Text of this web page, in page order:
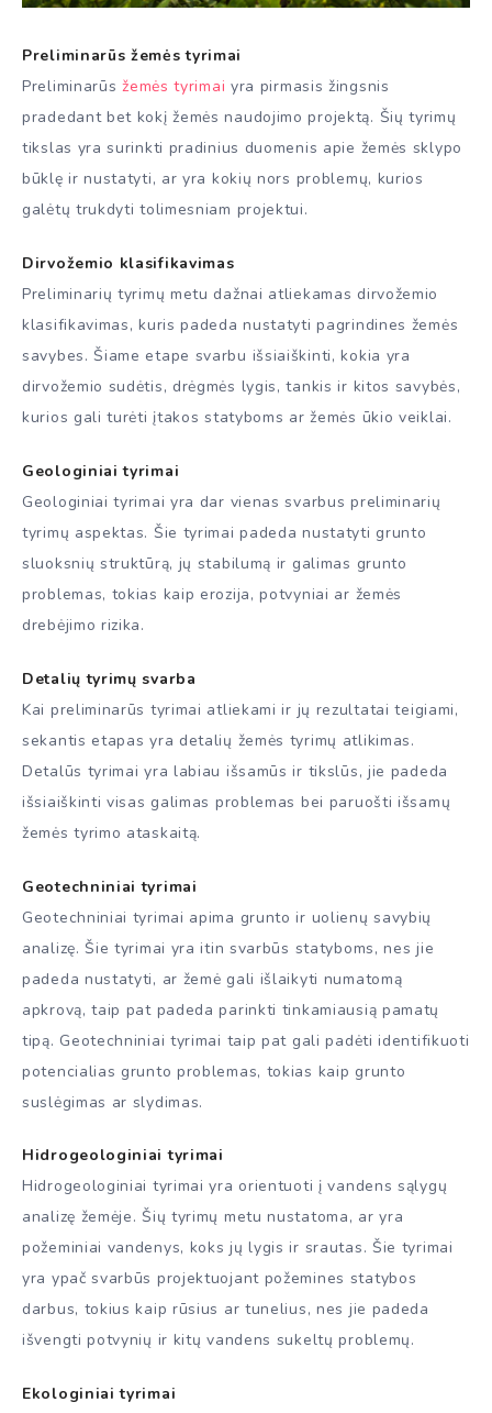
Preliminarūs žemės tyrimai
Preliminarūsžemės tyrimai yra pirmasis žingsnis
pradedant bet kokį žemės naudojimo projektą. Šių tyrimų
tikslas yra surinkti pradinius duomenis apie žemės sklypo
būklę ir nustatyti, ar yra kokių nors problemų, kurios
galėtų trukdyti tolimesniam projektui.
Dirvožemio klasifikavimas
Preliminarių tyrimų metu dažnai atliekamas dirvožemio
klasifikavimas, kuris padeda nustatyti pagrindines žemės
savybes. Šiame etape svarbu išsiaiškinti, kokia yra
dirvožemio sudėtis, drėgmės lygis, tankis ir kitos savybės,
kurios gali turėti įtakos statyboms ar žemės ūkio veiklai.
Geologiniai tyrimai
Geologiniai tyrimai yra dar vienas svarbus preliminarių
tyrimų aspektas. Šie tyrimai padeda nustatyti grunto
sluoksnių struktūrą, jų stabilumą ir galimas grunto
problemas, tokias kaip erozija, potvyniai ar žemės
drebėjimo rizika.
Detalių tyrimų svarba
Kai preliminarūs tyrimai atliekami ir jų rezultatai teigiami,
sekantis etapas yra detalių žemės tyrimų atlikimas.
Detalūs tyrimai yra labiau išsamūs ir tikslūs, jie padeda
išsiaiškinti visas galimas problemas bei paruošti išsamų
žemės tyrimo ataskaitą.
Geotechniniai tyrimai
Geotechniniai tyrimai apima grunto ir uolienų savybių
analizę. Šie tyrimai yra itin svarbūs statyboms, nes jie
padeda nustatyti, ar žemė gali išlaikyti numatomą
apkrovą, taip pat padeda parinkti tinkamiausią pamatų
tipą. Geotechniniai tyrimai taip pat gali padėti identifikuoti
potencialias grunto problemas, tokias kaip grunto
suslėgimas ar slydimas.
Hidrogeologiniai tyrimai
Hidrogeologiniai tyrimai yra orientuoti į vandens sąlygų
analizę žemėje. Šių tyrimų metu nustatoma, ar yra
požeminiai vandenys, koks jų lygis ir srautas. Šie tyrimai
yra ypač svarbūs projektuojant požemines statybos
darbus, tokius kaip rūsius ar tunelius, nes jie padeda
išvengti potvynių ir kitų vandens sukeltų problemų.
Ekologiniai tyrimai